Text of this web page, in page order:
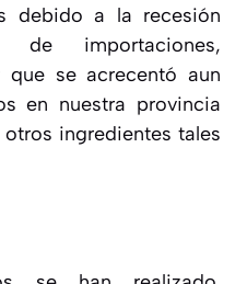
debido a la recesión
de importaciones,
se acrecentó aun
en nuestra provincia
ingredientes tales